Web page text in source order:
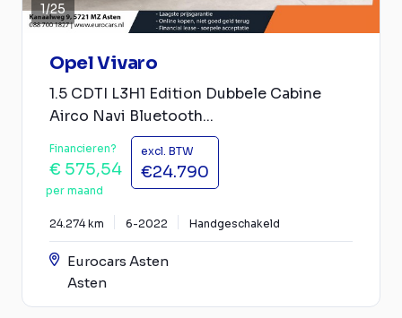
1/25
Opel Vivaro
1.5 CDTI L3H1 Edition Dubbele Cabine
Airco Navi Bluetooth...
Financieren?
€ 575,54
per maand
excl. BTW
€24.790
24.274 km 6-2022 Handgeschakeld
Eurocars Asten
Asten